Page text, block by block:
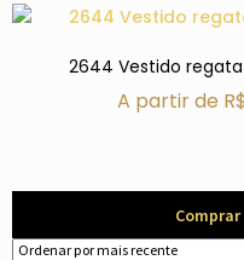
2644 Vestido
A partir de R$
Comprar